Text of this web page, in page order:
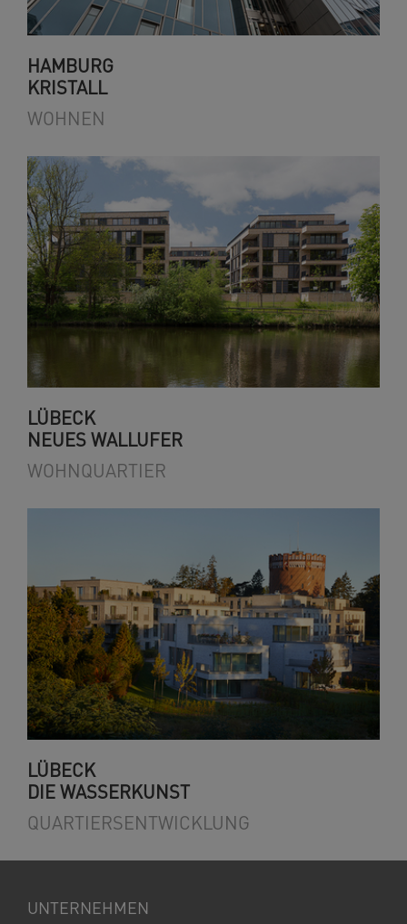
HAMBURG
KRISTALL
WOHNEN
LÜBECK
NEUES WALLUFER
WOHNQUARTIER
LÜBECK
DIE WASSERKUNST
QUARTIERSENTWICKLUNG
UNTERNEHMEN